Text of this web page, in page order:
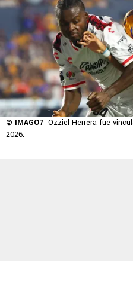
© IMAGO7 Ozziel Herrera fue
2026.